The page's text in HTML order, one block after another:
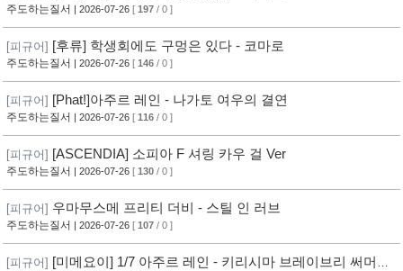
주도하는질서 | 2026-07-26 [ 197 / 0 ]
[피규어] [후류] 학생회에도 구멍은 있다 - 코마로
주도하는질서 | 2026-07-26 [ 146 / 0 ]
[피규어] [Phat!]아주르 레인 - 나가토 여우의 결연
주도하는질서 | 2026-07-26 [ 116 / 0 ]
[피규어] [ASCENDIA] 소피아 F 셔링 카우 걸 Ver
주도하는질서 | 2026-07-26 [ 130 / 0 ]
[피규어] 우마무스메 프리티 더비 - 스틸 인 러브
주도하는질서 | 2026-07-26 [ 107 / 0 ]
[피규어] [미메요이] 1/7 아주르 레인 - 키리시마 브레이브리 써머